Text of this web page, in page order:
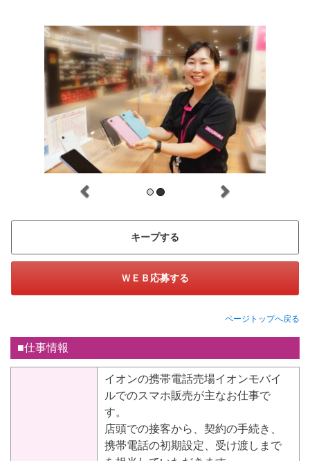
キープする
ＷＥＢ応募する
ページトップへ戻る
■仕事情報
イオンの携帯電話売場イオンモバイ
ルでのスマホ販売が主なお仕事で
す。
店頭での接客から、契約の手続き、
携帯電話の初期設定、受け渡しまで